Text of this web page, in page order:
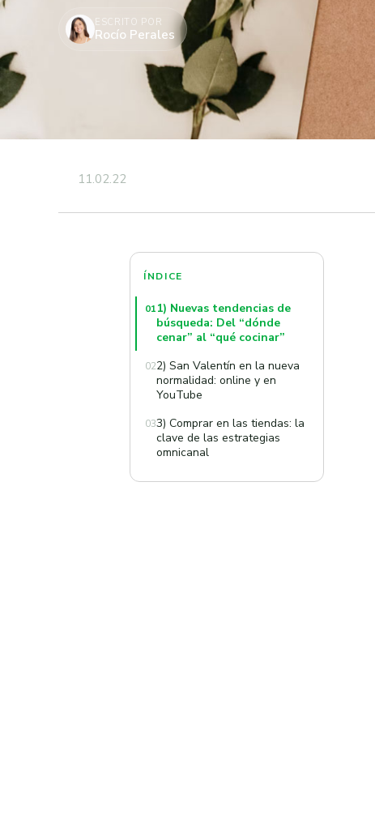
ESCRITO POR
Rocío Perales
11.02.22
ÍNDICE
011) Nuevas tendencias de
búsqueda: Del “dónde
cenar” al “qué cocinar”
022) San Valentín en la nueva
normalidad: online y en
YouTube
033) Comprar en las tiendas: la
clave de las estrategias
omnicanal